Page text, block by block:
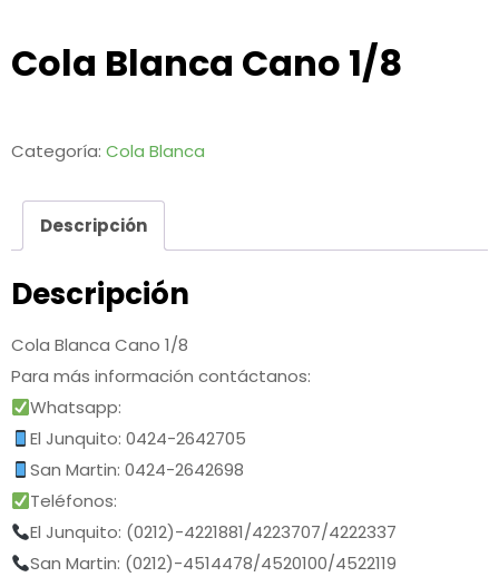
Cola Blanca Cano 1/8
Categoría: Cola Blanca
Descripción
Descripción
Cola Blanca Cano 1/8
Para más información contáctanos:
Whatsapp:
El Junquito: 0424-2642705
San Martin: 0424-2642698
Teléfonos:
El Junquito: (0212)-4221881/4223707/4222337
San Martin: (0212)-4514478/4520100/4522119